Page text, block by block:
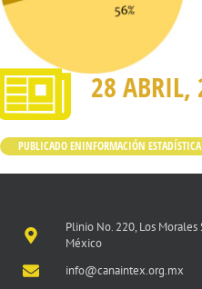
28 ABRIL,
PUBLICADO ENINFORMACIÓN ESTADÍSTICA
Plinio No. 220, Los Morales
México
info@canaintex.org.mx